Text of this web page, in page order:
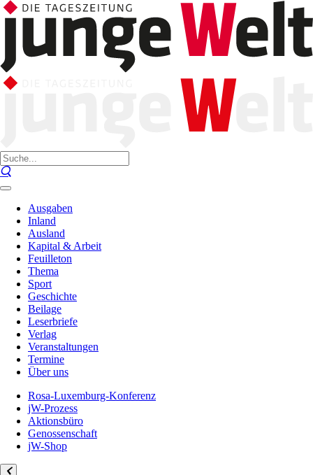
Ausgaben
Inland
Ausland
Kapital & Arbeit
Feuilleton
Thema
Sport
Geschichte
Beilage
Leserbriefe
Verlag
Veranstaltungen
Termine
Über uns
Rosa-Luxemburg-Konferenz
jW-Prozess
Aktionsbüro
Genossenschaft
jW-Shop